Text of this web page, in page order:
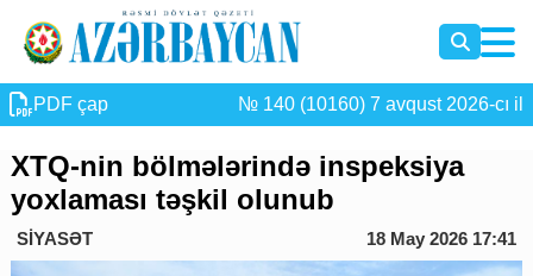
PDF çap № 140 (10160) 7 avqust 2026-cı il
XTQ-nin bölmələrində inspeksiya
yoxlaması təşkil olunub
SİYASƏT 18 May 2026 17:41